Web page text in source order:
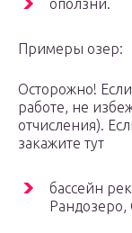
оползни.
Примеры озер:
Осторожно!
работе, не
отчисления).
закажите тут
бассейн
Рандозеро,